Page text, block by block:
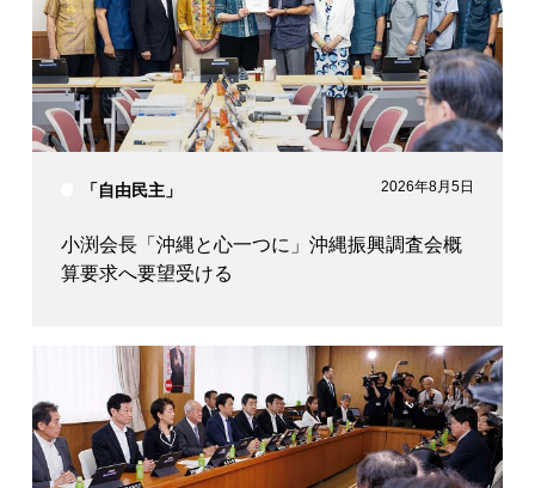
「自由民主」 2026年8月5日
小渕会長「沖縄と心一つに」沖縄振興調査会概
算要求へ要望受ける